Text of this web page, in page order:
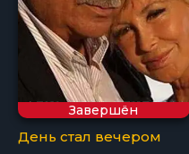
Завершён
День стал вечером